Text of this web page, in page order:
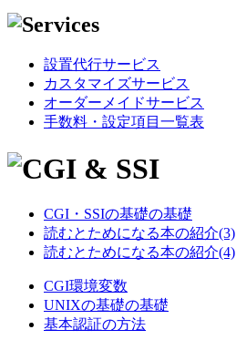
設置代行サービス
カスタマイズサービス
オーダーメイドサービス
手数料・設定項目一覧表
CGI・SSIの基礎の基礎
読むとためになる本の紹介(3)
読むとためになる本の紹介(4)
CGI環境変数
UNIXの基礎の基礎
基本認証の方法